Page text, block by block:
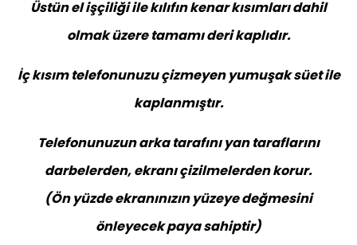
Üstün el işçiliği ile kılıfın kenar kısımları dahil
olmak üzere tamamı deri kaplıdır.
İç kısım telefonunuzu çizmeyen yumuşak süet ile
kaplanmıştır.
Telefonunuzun arka tarafını yan taraflarını
darbelerden, ekranı çizilmelerden korur.
(Ön yüzde ekranınızın yüzeye değmesini
önleyecek paya sahiptir)